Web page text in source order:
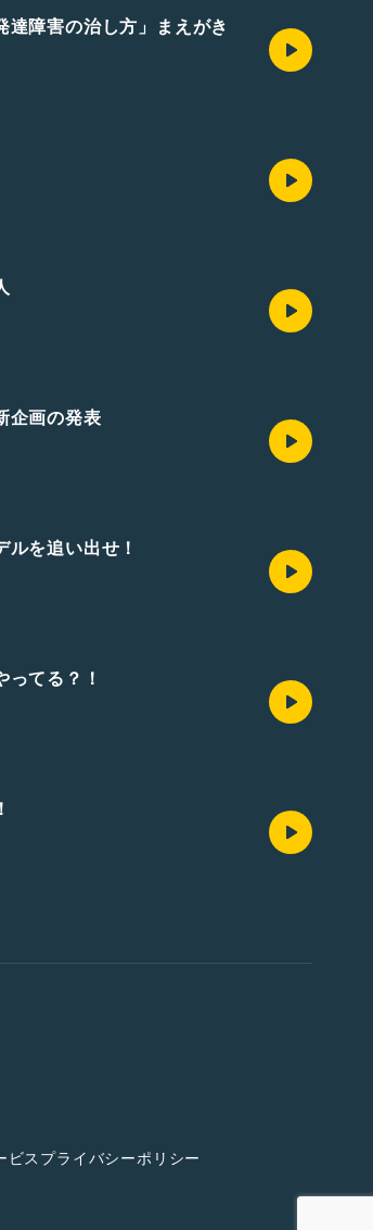
達障害の治し方」まえがき
企画の発表
を追い出せ！
てる？！
ビスプライバシーポリシー